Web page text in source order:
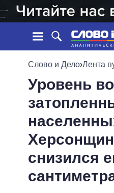
ЛЕНТА
СОБЫТИЯ
СТАТЬИ
ОБЗОРЫ
ДАЙДЖЕСТЫ
ПРЕЗИДЕНТ И
ВЕРХОВНАЯ РАДА
КАБИНЕТ
Слово и Дело›Лента
Уровень
снизился